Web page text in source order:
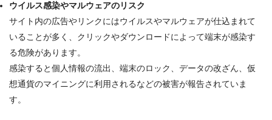
ウイルス感染やマルウェアのリスク
サイト内の広告やリンクにはウイルスやマルウェアが仕込まれて
いる ことが多く、クリックやダウンロードによって端末が感染す
る危険があります。
感染すると個人情報の流出、端末のロック、データの改ざん、仮
想通貨のマイニングに利用されるなどの被害が報告されていま
す。